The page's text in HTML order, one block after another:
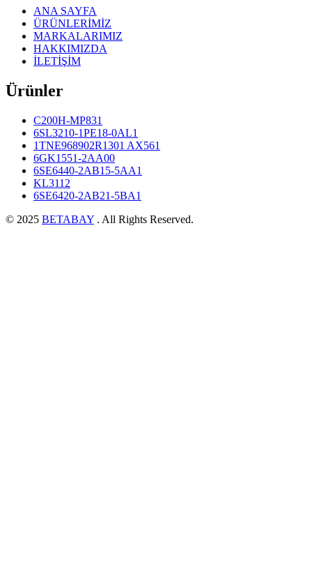
ANA SAYFA
ÜRÜNLERİMİZ
MARKALARIMIZ
HAKKIMIZDA
İLETİŞİM
Ürünler
C200H-MP831
6SL3210-1PE18-0AL1
1TNE968902R1301 AX561
6GK1551-2AA00
6SE6440-2AB15-5AA1
KL3112
6SE6420-2AB21-5BA1
© 2025 BETABAY . All Rights Reserved.